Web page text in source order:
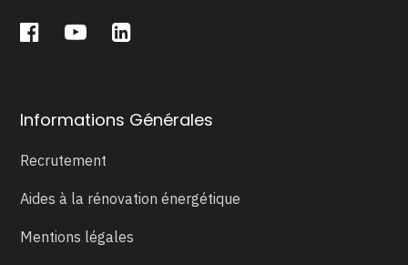
Informations Générales
Recrutement
Aides à la rénovation énergétique
Mentions légales